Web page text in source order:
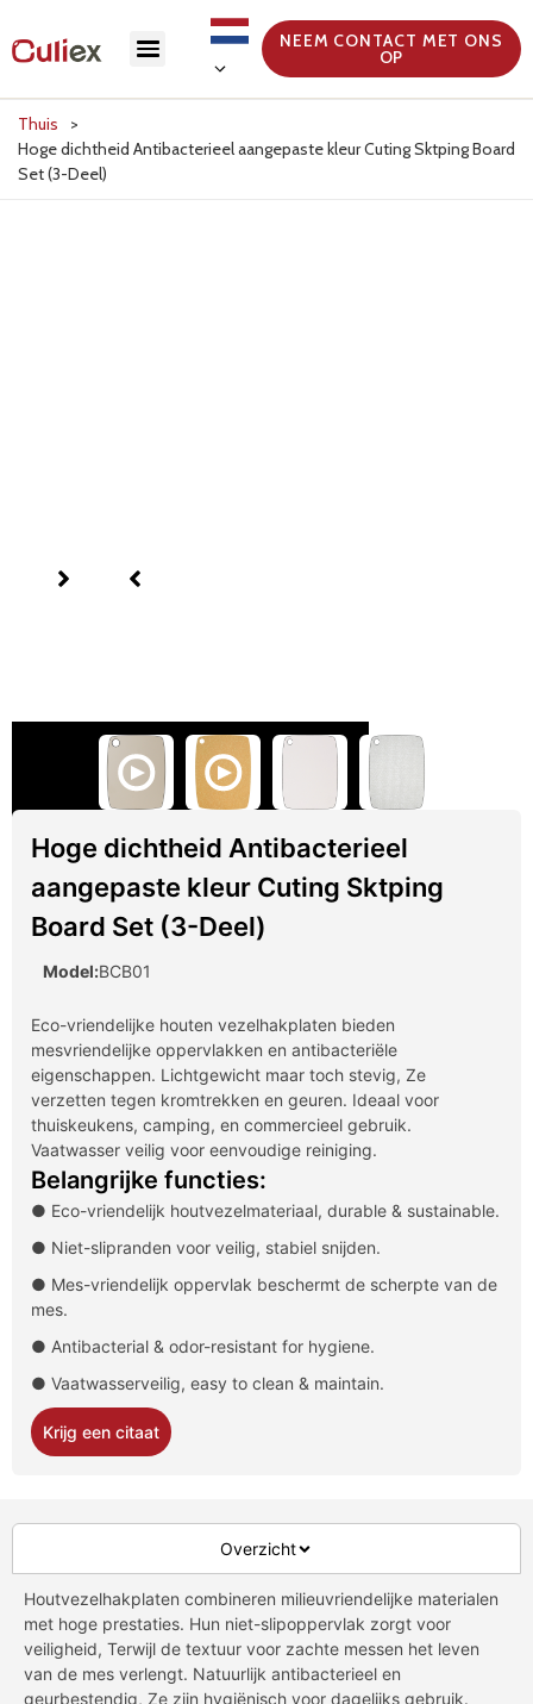
NEEM CONTACT MET ONS
OP
Thuis
>
Hoge dichtheid Antibacterieel aangepaste kleur Cuting Sktping Board
Set (3-Deel)
Hoge dichtheid Antibacterieel
aangepaste kleur Cuting Sktping
Board Set (3-Deel)
Model:BCB01
Eco-vriendelijke houten vezelhakplaten bieden
mesvriendelijke oppervlakken en antibacteriële
eigenschappen. Lichtgewicht maar toch stevig, Ze
verzetten tegen kromtrekken en geuren. Ideaal voor
thuiskeukens, camping, en commercieel gebruik.
Vaatwasser veilig voor eenvoudige reiniging.
Belangrijke functies:
● Eco-vriendelijk houtvezelmateriaal, durable & sustainable.
● Niet-slipranden voor veilig, stabiel snijden.
● Mes-vriendelijk oppervlak beschermt de scherpte van de
mes.
● Antibacterial & odor-resistant for hygiene.
● Vaatwasserveilig, easy to clean & maintain.
Krijg een citaat
Overzicht
Houtvezelhakplaten combineren milieuvriendelijke materialen
met hoge prestaties. Hun niet-slipoppervlak zorgt voor
veiligheid, Terwijl de textuur voor zachte messen het leven
van de mes verlengt. Natuurlijk antibacterieel en
geurbestendig, Ze zijn hygiënisch voor dagelijks gebruik.